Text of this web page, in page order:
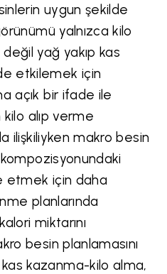
uygun şekilde
yalnızca kilo
yağ yakıp kas
etkilemek için
açık bir ifade ile
alıp verme
ilişkiliyken makro besin
kompozisyonundaki
etmek için daha
planlarında
miktarını
besin planlamasını
kazanma-kilo alma,